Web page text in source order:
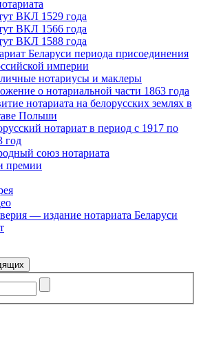
ВКЛ 1529 года
ВКЛ 1566 года
ВКЛ 1588 года
Беларуси периода присоединения
империи
нотариусы и маклеры
о нотариальной части 1863 года
нотариата на белорусских землях в
Польши
нотариат в период с 1917 по
год
союз нотариата
премии
— издание нотариата Беларуси